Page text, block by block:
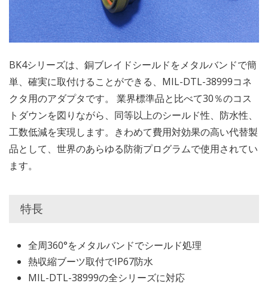
BK4シリーズは、銅ブレイドシールドをメタルバンドで簡
単、確実に取付けることができる、MIL-DTL-38999コネ
クタ用のアダプタです。 業界標準品と比べて30％のコス
トダウンを図りながら、同等以上のシールド性、防水性、
工数低減を実現します。きわめて費用対効果の高い代替製
品として、世界のあらゆる防衛プログラムで使用されてい
ます。
特長
全周360°をメタルバンドでシールド処理
熱収縮ブーツ取付でIP67防水
MIL-DTL-38999の全シリーズに対応